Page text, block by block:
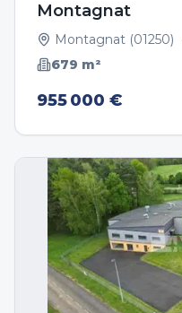
Montagnat
Montagnat (01250)
679 m²
955 000 €